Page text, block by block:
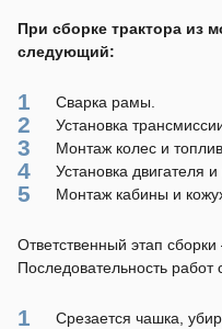
При сборке трактора из
следующий:
Сварка рамы.
Установка
Монтаж колес и
Установка двигателя и
Монтаж кабины и
Ответственный этап сборки
Последовательность
Срезается чашка,